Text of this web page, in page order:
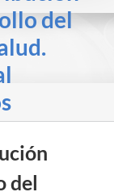
del
del